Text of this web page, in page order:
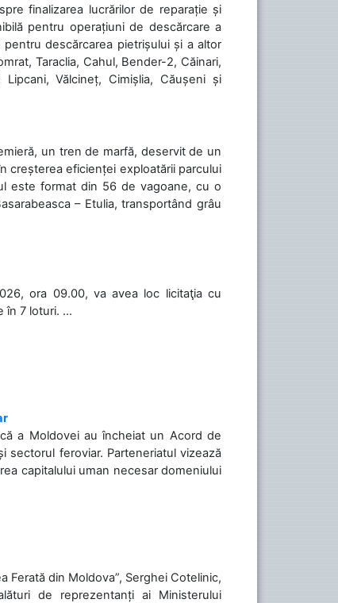
finalizarea lucrărilor de reparație și
pentru operațiuni de descărcare a
descărcarea pietrișului și a altor
Taraclia, Cahul, Bender-2, Căinari,
Vălcineț, Cimișlia, Căușeni și
un tren de marfă, deservit de un
creșterea eficienței exploatării parcului
este format din 56 de vagoane, cu o
– Etulia, transportând grâu
ora 09.00, va avea loc licitaţia cu
în 7 loturi. ...
a Moldovei au încheiat un Acord de
sectorul feroviar. Parteneriatul vizează
capitalului uman necesar domeniului
Ferată din Moldova”, Serghei Cotelinic,
de reprezentanți ai Ministerului